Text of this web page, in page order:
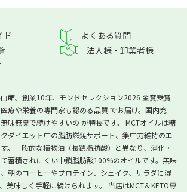
ド
よくある質問
法人様・卸業者様
館。創業10年、モンドセレクション2026 金賞受賞
療や栄養の専門家も認める品質 でお届け。国内充
味無臭で続けやすいの が特長です。 MCTオイルは糖
ダイエット中の脂肪燃焼サポート、集中力維持のエ
。一般的な植物油（長鎖脂肪酸）と異なり、消化・
蓄積されにくい中鎖脂肪酸100%のオイルです。無味
朝のコーヒーやプロテイン、シェイク、サラダに混
美味しく手軽に続けられます。 当店はMCT＆KETO専